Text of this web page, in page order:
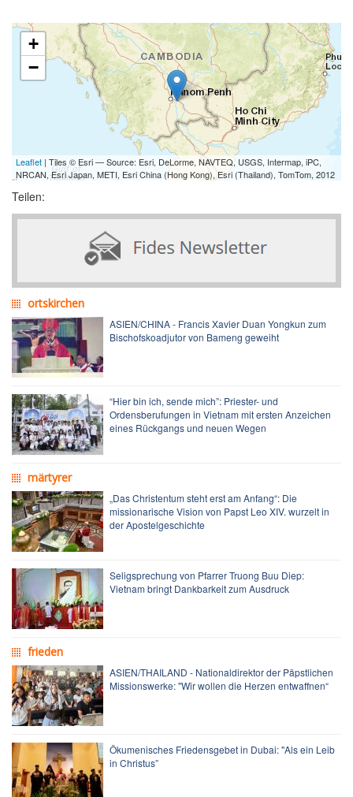
+
−
Leaflet | Tiles © Esri — Source: Esri, DeLorme, NAVTEQ, USGS, Intermap, iPC,
NRCAN, Esri Japan, METI, Esri China (Hong Kong), Esri (Thailand), TomTom, 2012
Teilen:
ortskirchen
ASIEN/CHINA - Francis Xavier Duan Yongkun zum
Bischofskoadjutor von Bameng geweiht
“Hier bin ich, sende mich”: Priester- und
Ordensberufungen in Vietnam mit ersten Anzeichen
eines Rückgangs und neuen Wegen
märtyrer
„Das Christentum steht erst am Anfang“: Die
missionarische Vision von Papst Leo XIV. wurzelt in
der Apostelgeschichte
Seligsprechung von Pfarrer Truong Buu Diep:
Vietnam bringt Dankbarkeit zum Ausdruck
frieden
ASIEN/THAILAND - Nationaldirektor der Päpstlichen
Missionswerke: "Wir wollen die Herzen entwaffnen“
Ökumenisches Friedensgebet in Dubai: "Als ein Leib
in Christus”